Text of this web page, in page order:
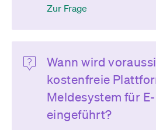
Zur Frage
Wann wird
kostenfreie
Meldesystem für
eingeführt?